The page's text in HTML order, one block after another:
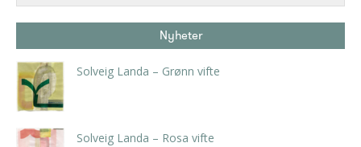
Nyheter
Solveig Landa – Grønn vifte
Solveig Landa – Rosa vifte